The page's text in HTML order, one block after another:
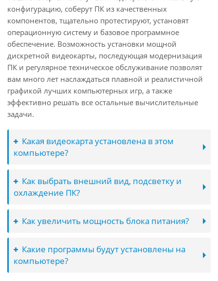
конфигурацию, соберут ПК из качественных
компонентов, тщательно протестируют, установят
операционную систему и базовое программное
обеспечение. Возможность установки мощной
дискретной видеокарты, последующая модернизация
ПК и регулярное техническое обслуживание позволят
вам много лет наслаждаться плавной и реалистичной
графикой лучших компьютерных игр, а также
эффективно решать все остальные вычислительные
задачи.
Какая видеокарта установлена в этом
компьютере?
Как выбрать внешний вид, подсветку и
охлаждение ПК?
Как увеличить мощность блока питания?
Какие программы будут установлены на
компьютере?